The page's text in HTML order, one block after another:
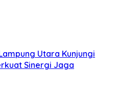
Utara Kunjungi
Sinergi Jaga